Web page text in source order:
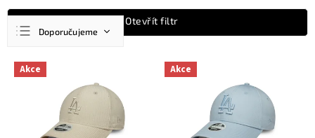
Doporučujeme
Nejprodávanější
Abecedně
Otevřít filtr
V Akce Akce